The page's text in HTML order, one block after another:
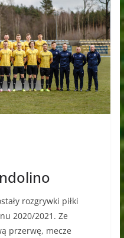
rozgrywki piłki
2020/2021. Ze
przerwę, mecze